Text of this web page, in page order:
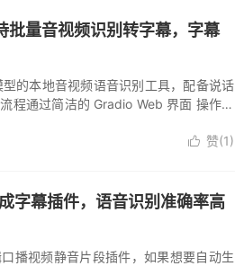
批量音视频识别转字幕，字幕
的本地音视频语音识别工具，配备说话
程通过简洁的 Gradio Web 界面 操作，
 赞(1)
字幕插件，语音识别准确率高
播视频静音片段插件，如果想要自动生